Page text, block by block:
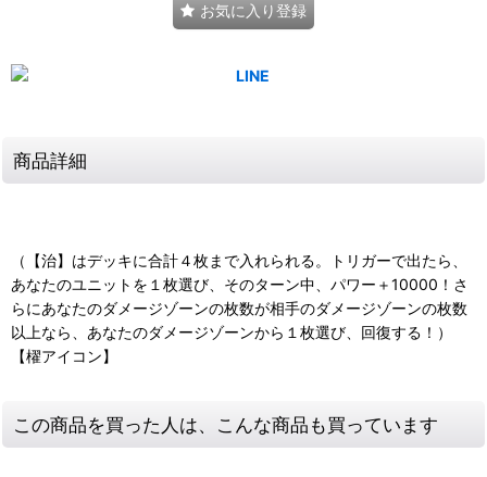
お気に入り登録
商品詳細
（【治】はデッキに合計４枚まで入れられる。トリガーで出たら、
あなたのユニットを１枚選び、そのターン中、パワー＋10000！さ
らにあなたのダメージゾーンの枚数が相手のダメージゾーンの枚数
以上なら、あなたのダメージゾーンから１枚選び、回復する！）
【櫂アイコン】
この商品を買った人は、こんな商品も買っています